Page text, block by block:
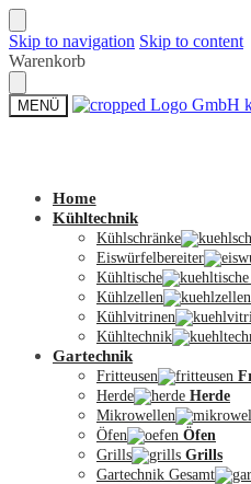
Skip to navigation Skip to content
Warenkorb
MENÜ
Zum Shop
Home
Kühltechnik
Kühlschränke
Eiswürfelbereiter
Kühltische
Kühlzellen
Kühlvitrinen
Kühltechnik
Gartechnik
Fritteusen
Herde
Herde
Mikrowellen
Öfen
Öfen
Grills
Grills
Gartechnik Gesamt